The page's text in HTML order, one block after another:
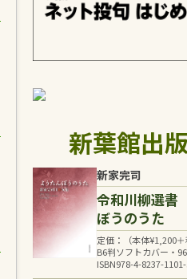
新葉館出
新家完司
令和川柳選
ぼうのうた
定価：（本体¥1,200＋
B6判ソフトカバー・
ISBN978-4-8237-